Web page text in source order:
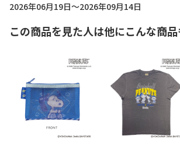
2026年06月19日～2026年09月14日
この商品を見た人は他にこんな商